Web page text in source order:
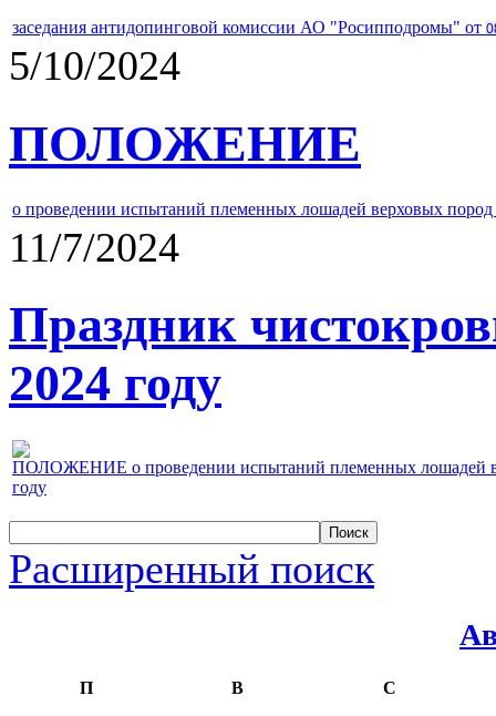
заседания антидопинговой комиссии АО "Росипподромы" от
5/10/2024
ПОЛОЖЕНИЕ
о проведении испытаний племенных лошадей верховых
11/7/2024
Праздник
2024 году
ПОЛОЖЕНИЕ о проведении испытаний племенных лошадей
году
Расширенный поиск
П В С